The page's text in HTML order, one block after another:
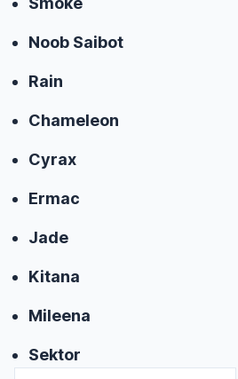
Noob Saibot
Rain
Chameleon
Cyrax
Ermac
Jade
Kitana
Mileena
Sektor